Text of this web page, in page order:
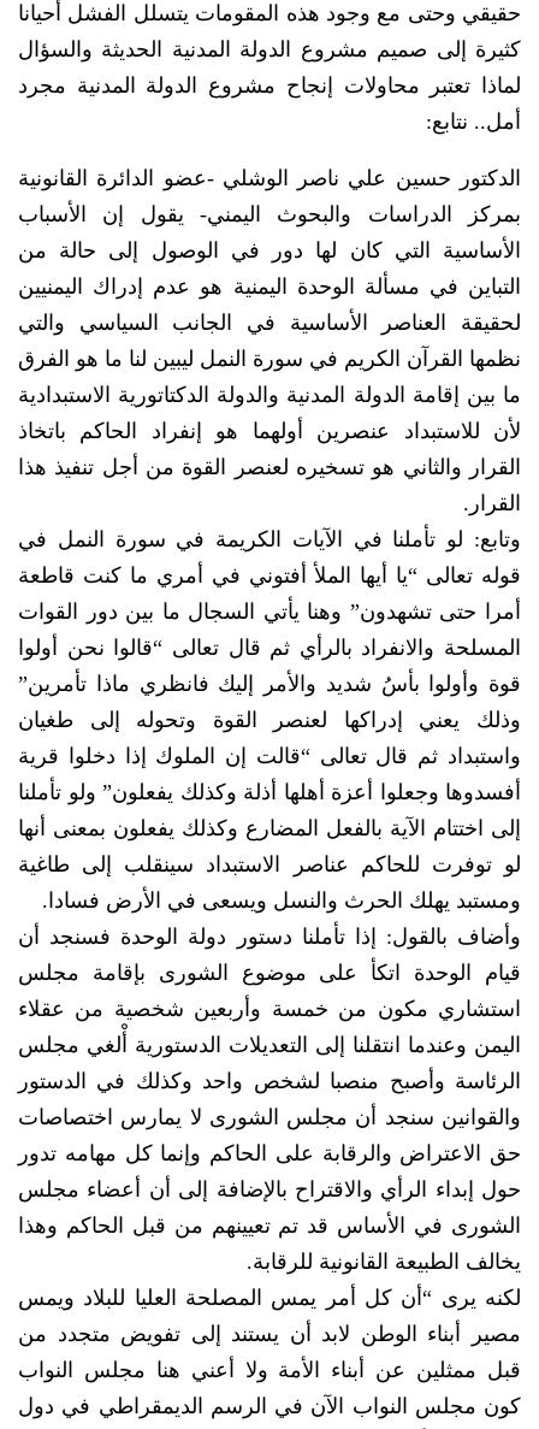
حقيقي وحتى مع وجود هذه المقومات يتسلل الفشل أحيانا
كثيرة إلى صميم مشروع الدولة المدنية الحديثة والسؤال
لماذا تعتبر محاولات إنجاح مشروع الدولة المدنية مجرد
أمل.. نتابع:
الدكتور حسين علي ناصر الوشلي -عضو الدائرة القانونية
بمركز الدراسات والبحوث اليمني- يقول إن الأسباب
الأساسية التي كان لها دور في الوصول إلى حالة من
التباين في مسألة الوحدة اليمنية هو عدم إدراك اليمنيين
لحقيقة العناصر الأساسية في الجانب السياسي والتي
نظمها القرآن الكريم في سورة النمل ليبين لنا ما هو الفرق
ما بين إقامة الدولة المدنية والدولة الدكتاتورية الاستبدادية
لأن للاستبداد عنصرين أولهما هو إنفراد الحاكم باتخاذ
القرار والثاني هو تسخيره لعنصر القوة من أجل تنفيذ هذا
القرار.
وتابع: لو تأملنا في الآيات الكريمة في سورة النمل في
قوله تعالى “يا أيها الملأ أفتوني في أمري ما كنت قاطعة
أمرا حتى تشهدون” وهنا يأتي السجال ما بين دور القوات
المسلحة والانفراد بالرأي ثم قال تعالى “قالوا نحن أولوا
قوة وأولوا بأسُ شديد والأمر إليك فانظري ماذا تأمرين”
وذلك يعني إدراكها لعنصر القوة وتحوله إلى طغيان
واستبداد ثم قال تعالى “قالت إن الملوك إذا دخلوا قرية
أفسدوها وجعلوا أعزة أهلها أذلة وكذلك يفعلون” ولو تأملنا
إلى اختتام الآية بالفعل المضارع وكذلك يفعلون بمعنى أنها
لو توفرت للحاكم عناصر الاستبداد سينقلب إلى طاغية
ومستبد يهلك الحرث والنسل ويسعى في الأرض فسادا.
وأضاف بالقول: إذا تأملنا دستور دولة الوحدة فسنجد أن
قيام الوحدة اتكأ على موضوع الشورى بإقامة مجلس
استشاري مكون من خمسة وأربعين شخصية من عقلاء
اليمن وعندما انتقلنا إلى التعديلات الدستورية أْلغي مجلس
الرئاسة وأصبح منصبا لشخص واحد وكذلك في الدستور
والقوانين سنجد أن مجلس الشورى لا يمارس اختصاصات
حق الاعتراض والرقابة على الحاكم وإنما كل مهامه تدور
حول إبداء الرأي والاقتراح بالإضافة إلى أن أعضاء مجلس
الشورى في الأساس قد تم تعيينهم من قبل الحاكم وهذا
يخالف الطبيعة القانونية للرقابة.
لكنه يرى “أن كل أمر يمس المصلحة العليا للبلاد ويمس
مصير أبناء الوطن لابد أن يستند إلى تفويض متجدد من
قبل ممثلين عن أبناء الأمة ولا أعني هنا مجلس النواب
كون مجلس النواب الآن في الرسم الديمقراطي في دول